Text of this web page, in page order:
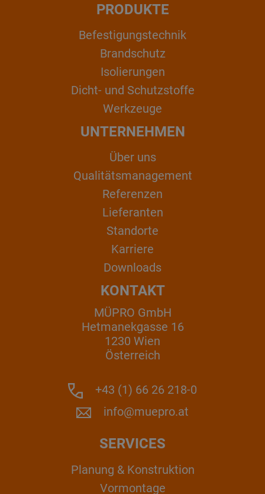
PRODUKTE
Befestigungstechnik
Brandschutz
Isolierungen
Dicht- und Schutzstoffe
Werkzeuge
UNTERNEHMEN
Über uns
Qualitätsmanagement
Referenzen
Lieferanten
Standorte
Karriere
Downloads
KONTAKT
MÜPRO GmbH
Hetmanekgasse 16
1230 Wien
Österreich
+43 (1) 66 26 218-0
info@muepro.at
SERVICES
Planung & Konstruktion
Vormontage